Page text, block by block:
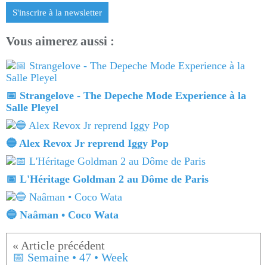
S'inscrire à la newsletter
Vous aimerez aussi :
📅 Strangelove - The Depeche Mode Experience à la
Salle Pleyel
🔵 Alex Revox Jr reprend Iggy Pop
📅 L'Héritage Goldman 2 au Dôme de Paris
🔵 Naâman • Coco Wata
📅 Semaine • 47 • Week